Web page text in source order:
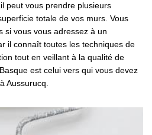
peut vous prendre plusieurs
totale de vos murs. Vous
si vous vous adressez à un
il connaît toutes les techniques de
tout en veillant à la qualité de
est celui vers qui vous devez
Aussurucq.